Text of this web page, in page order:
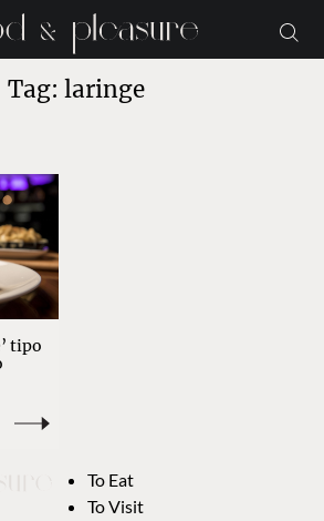
Tag: laringe
tipo
To Eat
To Visit